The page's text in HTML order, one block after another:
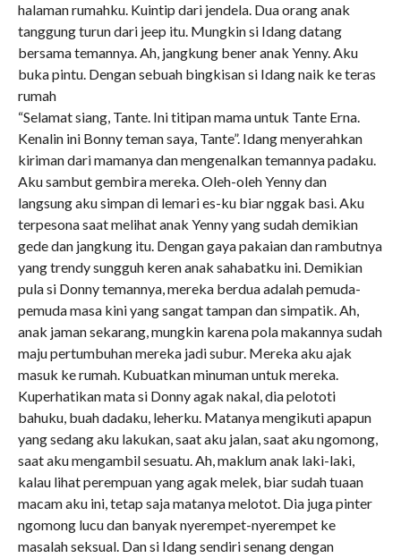
halaman rumahku. Kuintip dari jendela. Dua orang anak
tanggung turun dari jeep itu. Mungkin si Idang datang
bersama temannya. Ah, jangkung bener anak Yenny. Aku
buka pintu. Dengan sebuah bingkisan si Idang naik ke teras
rumah
“Selamat siang, Tante. Ini titipan mama untuk Tante Erna.
Kenalin ini Bonny teman saya, Tante”. Idang menyerahkan
kiriman dari mamanya dan mengenalkan temannya padaku.
Aku sambut gembira mereka. Oleh-oleh Yenny dan
langsung aku simpan di lemari es-ku biar nggak basi. Aku
terpesona saat melihat anak Yenny yang sudah demikian
gede dan jangkung itu. Dengan gaya pakaian dan rambutnya
yang trendy sungguh keren anak sahabatku ini. Demikian
pula si Donny temannya, mereka berdua adalah pemuda-
pemuda masa kini yang sangat tampan dan simpatik. Ah,
anak jaman sekarang, mungkin karena pola makannya sudah
maju pertumbuhan mereka jadi subur. Mereka aku ajak
masuk ke rumah. Kubuatkan minuman untuk mereka.
Kuperhatikan mata si Donny agak nakal, dia pelototi
bahuku, buah dadaku, leherku. Matanya mengikuti apapun
yang sedang aku lakukan, saat aku jalan, saat aku ngomong,
saat aku mengambil sesuatu. Ah, maklum anak laki-laki,
kalau lihat perempuan yang agak melek, biar sudah tuaan
macam aku ini, tetap saja matanya melotot. Dia juga pinter
ngomong lucu dan banyak nyerempet-nyerempet ke
masalah seksual. Dan si Idang sendiri senang dengan